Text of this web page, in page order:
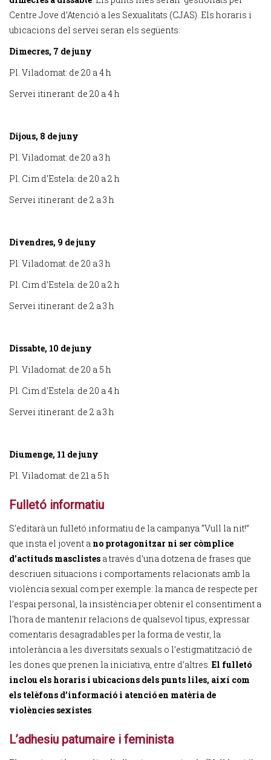
Centre Jove d’Atenció a les Sexualitats (CJAS). Els horaris i
ubicacions del servei seran els següents:
Dimecres, 7 de juny
Pl. Viladomat: de 20 a 4 h
Servei itinerant: de 20 a 4 h
Dijous, 8 de juny
Pl. Viladomat: de 20 a 3 h
Pl. Cim d’Estela: de 20 a 2 h
Servei itinerant: de 2 a 3 h
Divendres, 9 de juny
Pl. Viladomat: de 20 a 3 h
Pl. Cim d’Estela: de 20 a 2 h
Servei itinerant: de 2 a 3 h
Dissabte, 10 de juny
Pl. Viladomat: de 20 a 5 h
Pl. Cim d’Estela: de 20 a 4 h
Servei itinerant: de 2 a 3 h
Diumenge, 11 de juny
Pl. Viladomat: de 21 a 5 h
Fulletó informatiu
S’editarà un fulletó informatiu de la campanya “Vull la nit!”
que insta el jovent a no protagonitzar ni ser còmplice
d’actituds masclistes a través d’una dotzena de frases que
descriuen situacions i comportaments relacionats amb la
violència sexual com per exemple: la manca de respecte per
l’espai personal, la insistència per obtenir el consentiment a
l’hora de mantenir relacions de qualsevol tipus, expressar
comentaris desagradables per la forma de vestir, la
intolerància a les diversitats sexuals o l’estigmatització de
les dones que prenen la iniciativa, entre d’altres. El fulletó
inclou els horaris i ubicacions dels punts liles, així com
els telèfons d’informació i atenció en matèria de
violències sexistes.
L’adhesiu patumaire i feminista